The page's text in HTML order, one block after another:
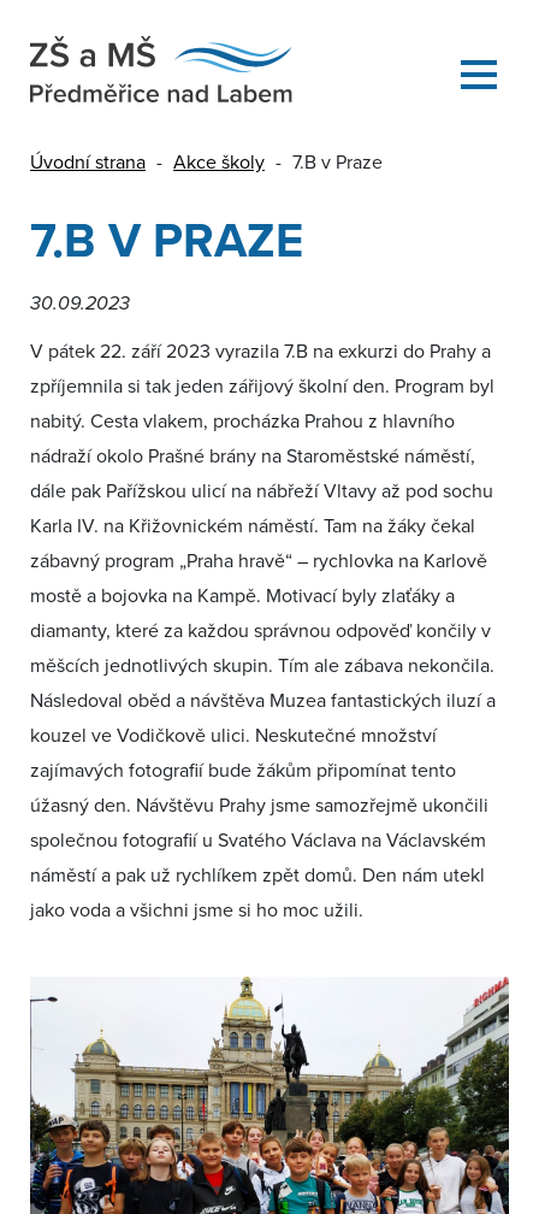
Úvodní strana - Akce školy - 7.B v Praze
7.B V PRAZE
30.09.2023
V pátek 22. září 2023 vyrazila 7.B na exkurzi do Prahy a
zpříjemnila si tak jeden zářijový školní den. Program byl
nabitý. Cesta vlakem, procházka Prahou z hlavního
nádraží okolo Prašné brány na Staroměstské náměstí,
dále pak Pařížskou ulicí na nábřeží Vltavy až pod sochu
Karla IV. na Křižovnickém náměstí. Tam na žáky čekal
zábavný program „Praha hravě“ – rychlovka na Karlově
mostě a bojovka na Kampě. Motivací byly zlaťáky a
diamanty, které za každou správnou odpověď končily v
měšcích jednotlivých skupin. Tím ale zábava nekončila.
Následoval oběd a návštěva Muzea fantastických iluzí a
kouzel ve Vodičkově ulici. Neskutečné množství
zajímavých fotografií bude žákům připomínat tento
úžasný den. Návštěvu Prahy jsme samozřejmě ukončili
společnou fotografií u Svatého Václava na Václavském
náměstí a pak už rychlíkem zpět domů. Den nám utekl
jako voda a všichni jsme si ho moc užili.